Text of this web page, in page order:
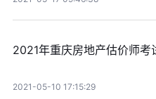
2021年重庆房地产估价师考
2021-05-10 17:15:29